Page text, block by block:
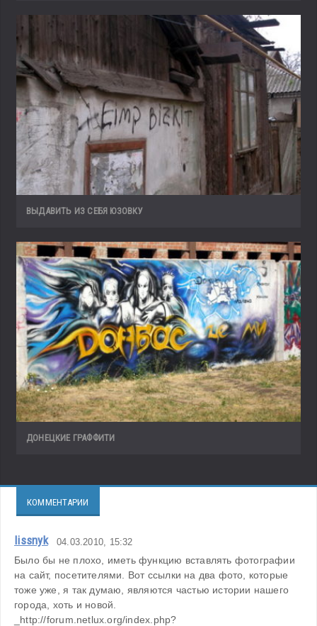
ВЫДАВИТЬ ИЗ СЕБЯ ЮЗОВКУ
ДОНЕЦКИЕ ГРАФФИТИ
КОММЕНТАРИИ
lissnyk 04.03.2010, 15:32
Было бы не плохо, иметь функцию вставлять фотографии
на сайт, посетителями. Вот ссылки на два фото, которые
тоже уже, я так думаю, являются частью истории нашего
города, хоть и новой.
_http://forum.netlux.org/index.php?